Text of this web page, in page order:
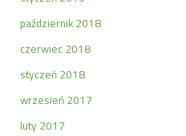
październik 2018
czerwiec 2018
styczeń 2018
wrzesień 2017
luty 2017